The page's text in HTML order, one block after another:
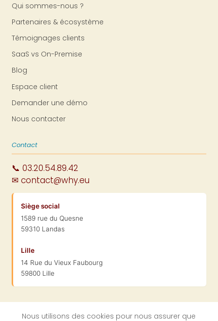
Nous utilisons des cookies pour nous assurer que
Qui sommes-nous ?
Partenaires & écosystème
Témoignages clients
SaaS vs On-Premise
Blog
Espace client
Demander une démo
Nous contacter
Contact
📞 03.20.54.89.42
✉ contact@why.eu
Siège social
1589 rue du Quesne
59310 Landas
Lille
14 Rue du Vieux Faubourg
59800 Lille